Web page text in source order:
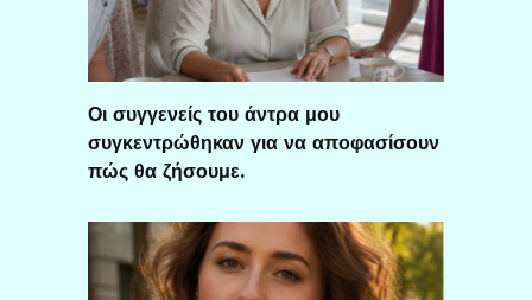
Οι συγγενείς του άντρα μου
συγκεντρώθηκαν για να αποφασίσουν
πώς θα ζήσουμε.